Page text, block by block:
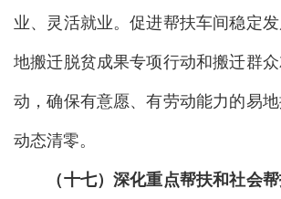
业、灵活就业。促进帮扶车间稳定
地搬迁脱贫成果专项行动和搬迁群
动，确保有意愿、有劳动能力的易
动态清零。
（十七）深化重点帮扶和社会帮